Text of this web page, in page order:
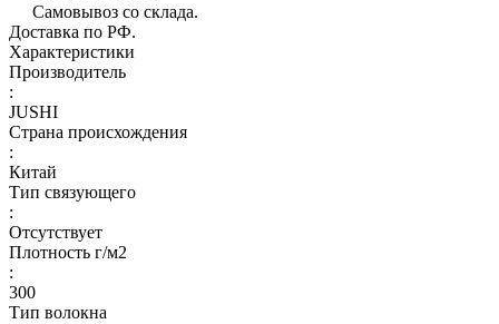
Самовывоз со склада.
Доставка по РФ.
Характеристики
Производитель
:
JUSHI
Страна происхождения
:
Китай
Тип связующего
:
Отсутствует
Плотность г/м2
:
300
Тип волокна